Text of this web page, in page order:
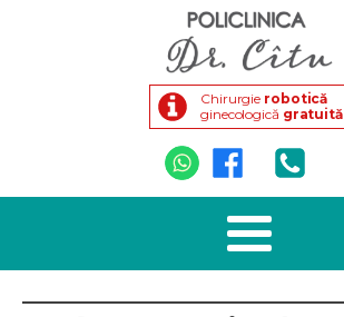
Chirurgie robotică
ginecologică gratuită